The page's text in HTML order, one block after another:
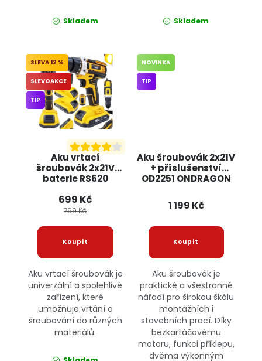
Skladem Skladem
Aku vrtací
šroubovák 2x21V
baterie RS620
12 %
SLEVOAKCE
TIP
699 Kč
799 Kč
Aku vrtací šroubovák je
univerzální a spolehlivé
zařízení, které
umožňuje vrtání a
šroubování do různých
materiálů.
Aku šroubovák 2x21V
+ příslušenství
OD2251 ONDRAGON
NOVINKA
TIP
1 199 Kč
Aku šroubovák je
praktické a všestranné
nářadí pro širokou škálu
montážních i
stavebních prací. Díky
bezkartáčovému
motoru, funkci příklepu,
dvěma výkonným